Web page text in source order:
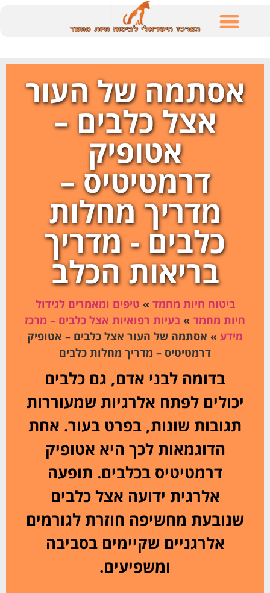
אסתמה של העור
אצל כלבים –
אטופיק
דרמטיטיס –
מדריך מחלות
כלבים - מדריך
בריאות הכלב
ביטוח חיות מחמד » טיפים ומאמרים לגידול
חיות מחמד » בעיות רפואיות אצל כלבים – מרכז
מידע » אסתמה של העור אצל כלבים – אטופיק
דרמטיטיס – מדריך מחלות כלבים
בדומה לבני אדם, גם כלבים
יכולים לפתח אלרגיות שמעוררות
תגובות שונות, בפרט בעור. אחת
הדוגמאות לכך היא אטופיק
דרמטיטיס בכלבים. תופעה
אלרגית ידועה אצל כלבים
שנובעת מחשיפה חוזרת לגורמים
אלרגניים שקיימים בסביבה
ומשפיעים.